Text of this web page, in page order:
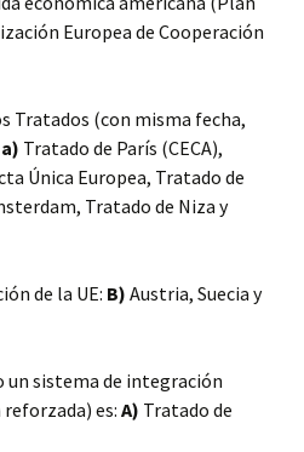
Europeade Cooperación
Tratados (con misma fecha,
a) Tratado de París (CECA),
Única Europea, Tratado de
Tratado de Niza y
de la UE: B) Austria, Suecia y
un sistema de integración
es: A) Tratado de